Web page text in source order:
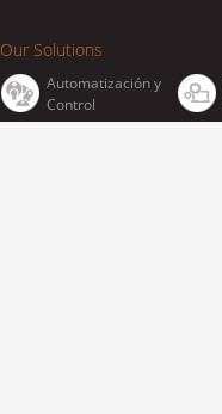
Our Solutions
Automatización y
Control